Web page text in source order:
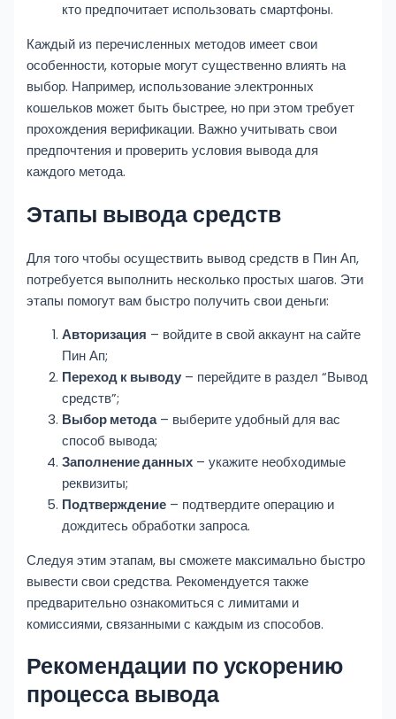
кто предпочитает использовать смартфоны.
Каждый из перечисленных методов имеет свои
особенности, которые могут существенно влиять на
выбор. Например, использование электронных
кошельков может быть быстрее, но при этом требует
прохождения верификации. Важно учитывать свои
предпочтения и проверить условия вывода для
каждого метода.
Этапы вывода средств
Для того чтобы осуществить вывод средств в Пин Ап,
потребуется выполнить несколько простых шагов. Эти
этапы помогут вам быстро получить свои деньги:
Авторизация – войдите в свой аккаунт на сайте
Пин Ап;
Переход к выводу – перейдите в раздел “Вывод
средств”;
Выбор метода– выберите удобный для вас
способ вывода;
Заполнение данных – укажите необходимые
реквизиты;
Подтверждение – подтвердите операцию и
дождитесь обработки запроса.
Следуя этим этапам, вы сможете максимально быстро
вывести свои средства. Рекомендуется также
предварительно ознакомиться с лимитами и
комиссиями, связанными с каждым из способов.
Рекомендации по ускорению
процесса вывода